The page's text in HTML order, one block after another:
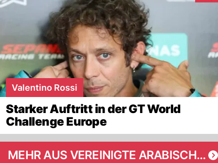
Valentino Rossi
Starker Auftritt in der GT World
Challenge Europe
MEHR AUS VEREINIGTE ARABISCHE EMIRATE